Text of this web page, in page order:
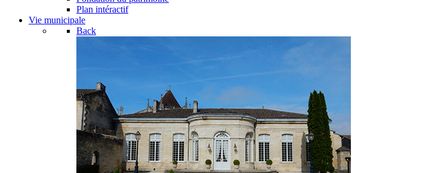
Plan intéractif
Vie municipale
Back